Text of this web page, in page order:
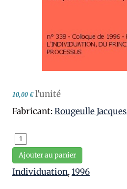
10,00 € l'unité
Fabricant:Rougeulle Jacques
Ajouter au panier
Individuation,1996